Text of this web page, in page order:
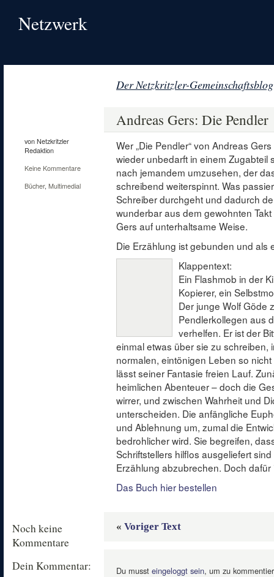
Netzwerk
Der Netzkritzler-Gemeinschaftsblog
von Netzkritzler
Redaktion
Keine Kommentare
Bücher, Multimedial
Andreas Gers: Die Pendler
Wer „Die Pendler“ von Andreas
wieder unbedarft in einem Zugabteil
nach jemandem umzusehen, der
schreibend weiterspinnt. Was
Schreiber durchgeht und dadurch
wunderbar aus dem gewohnten
Gers auf unterhaltsame Weise.
Die Erzählung ist gebunden und als
Klappentext:
Ein Flashmob in der
Kopierer, ein
Der junge Wolf Göde
Pendlerkollegen aus
verhelfen. Er ist der
einmal etwas über sie zu schreiben,
normalen, eintönigen Leben so
lässt seiner Fantasie freien Lauf.
heimlichen Abenteuer – doch die
wirrer, und zwischen Wahrheit und
unterscheiden. Die anfängliche
und Ablehnung um, zumal die
bedrohlicher wird. Sie begreifen,
Schriftstellers hilflos ausgeliefert
Erzählung abzubrechen. Doch
Das Buch hier bestellen
Noch keine
Kommentare
« Voriger Text
Dein Kommentar: Du musst eingeloggt sein, um zu